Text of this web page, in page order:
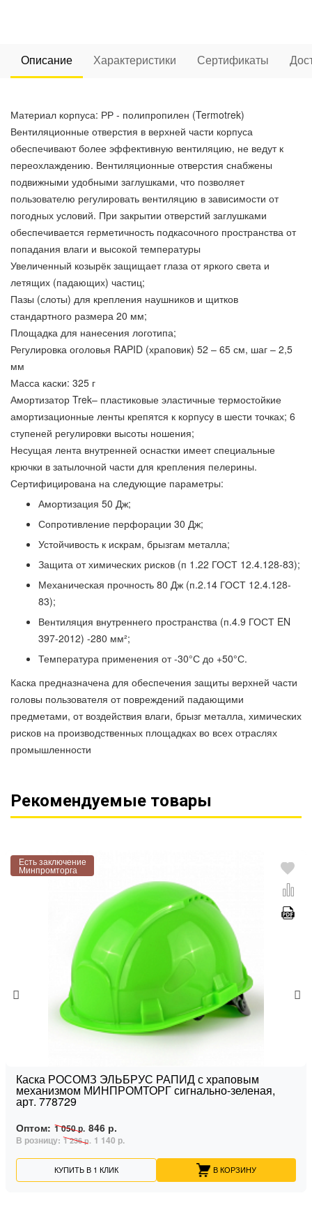
Описание Характеристики Сертификаты
Материал корпуса: РР - полипропилен (Termotrek)
Вентиляционные отверстия в верхней части корпуса
обеспечивают более эффективную вентиляцию, не ведут к
переохлаждению. Вентиляционные отверстия снабжены
подвижными удобными заглушками, что позволяет
пользователю регулировать вентиляцию в зависимости от
погодных условий. При закрытии отверстий заглушками
обеспечивается герметичность подкасочного пространства от
попадания влаги и высокой температуры
Увеличенный козырёк защищает глаза от яркого света и
летящих (падающих) частиц;
Пазы (слоты) для крепления наушников и щитков
стандартного размера 20 мм;
Площадка для нанесения логотипа;
Регулировка оголовья RAPID (храповик) 52 – 65 см, шаг – 2,5
мм
Масса каски: 325 г
Амортизатор Trek– пластиковые эластичные термостойкие
амортизационные ленты крепятся к корпусу в шести точках; 6
ступеней регулировки высоты ношения;
Несущая лента внутренней оснастки имеет специальные
крючки в затылочной части для крепления пелерины.
Сертифицирована на следующие параметры:
Амортизация 50 Дж;
Сопротивление перфорации 30 Дж;
Устойчивость к искрам, брызгам металла;
Защита от химических рисков (п 1.22 ГОСТ 12.4.128-83);
Механическая прочность 80 Дж (п.2.14 ГОСТ 12.4.128-
83);
Вентиляция внутреннего пространства (п.4.9 ГОСТ EN
397-2012) -280 мм²;
Температура применения от -30°С до +50°С.
Каска предназначена для обеспечения защиты верхней части
головы пользователя от повреждений падающими
предметами, от воздействия влаги, брызг металла, химических
рисков на производственных площадках во всех отраслях
промышленности
Рекомендуемые товары
Есть заключение
Минпромторга
Каска РОСОМЗ ЭЛЬБРУС РАПИД с храповым
механизмом МИНПРОМТОРГ сигнально-зеленая,
арт. 778729
Оптом: 1 050 р. 846 р.
В розницу: 1 236 р. 1 140 р.
КУПИТЬ В 1 КЛИК В КОРЗИНУ